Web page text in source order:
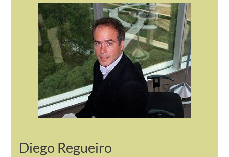
Diego Regueiro